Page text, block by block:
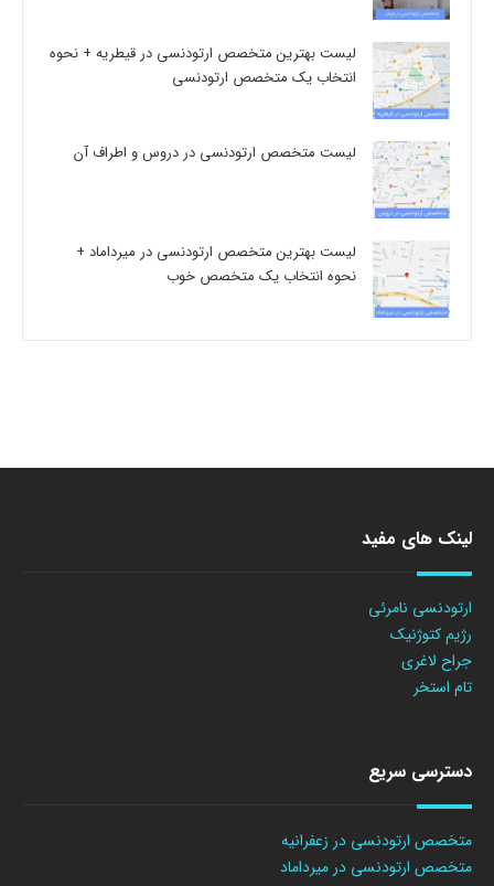
لیست بهترین متخصص ارتودنسی در قیطریه + نحوه
انتخاب یک متخصص ارتودنسی
لیست متخصص ارتودنسی در دروس و اطراف آن
لیست بهترین متخصص ارتودنسی در میرداماد +
نحوه انتخاب یک متخصص خوب
لینک های مفید
ارتودنسی نامرئی
رژیم کتوژنیک
جراح لاغری
تام استخر
دسترسی سریع
متخصص ارتودنسی در زعفرانیه
متخصص ارتودنسی در میرداماد